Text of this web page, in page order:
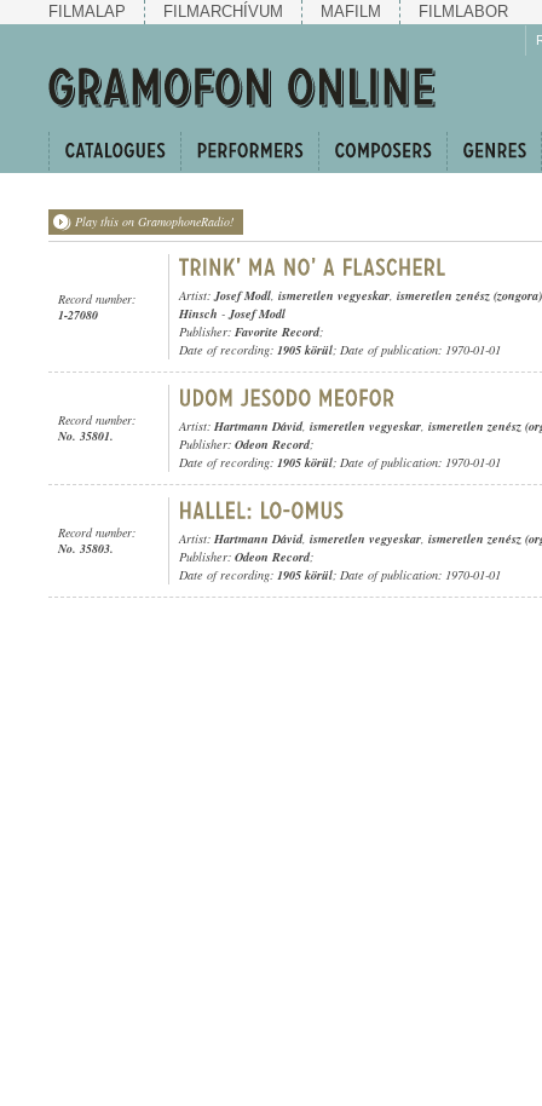
FILMALAP FILMARCHÍVUM MAFILM FILMLABOR
Play this on GramophoneRadio!
Record number:
1-27080
Artist:Josef Modl, ismeretlen vegyeskar, ismeretlen zenész (zongora)
Hinsch -Josef Modl
Publisher: Favorite Record;
Date of recording: 1905 körül; Date of publication: 1970-01-01
Record number:
No. 35801.
Artist: Hartmann Dávid, ismeretlen vegyeskar, ismeretlen zenész
Publisher: Odeon Record;
Date of recording: 1905 körül; Date of publication: 1970-01-01
Record number:
No. 35803.
Artist: Hartmann Dávid, ismeretlen vegyeskar, ismeretlen zenész
Publisher: Odeon Record;
Date of recording: 1905 körül; Date of publication: 1970-01-01